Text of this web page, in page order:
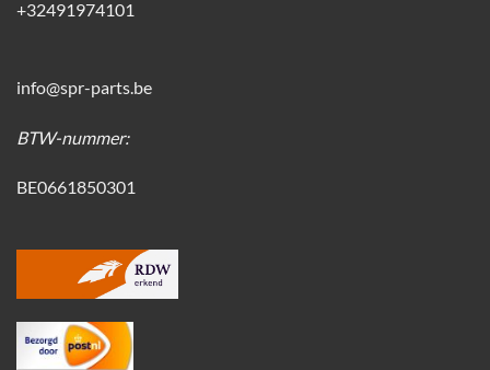
+32491974101
info@spr-parts.be
BTW-nummer:
BE0661850301